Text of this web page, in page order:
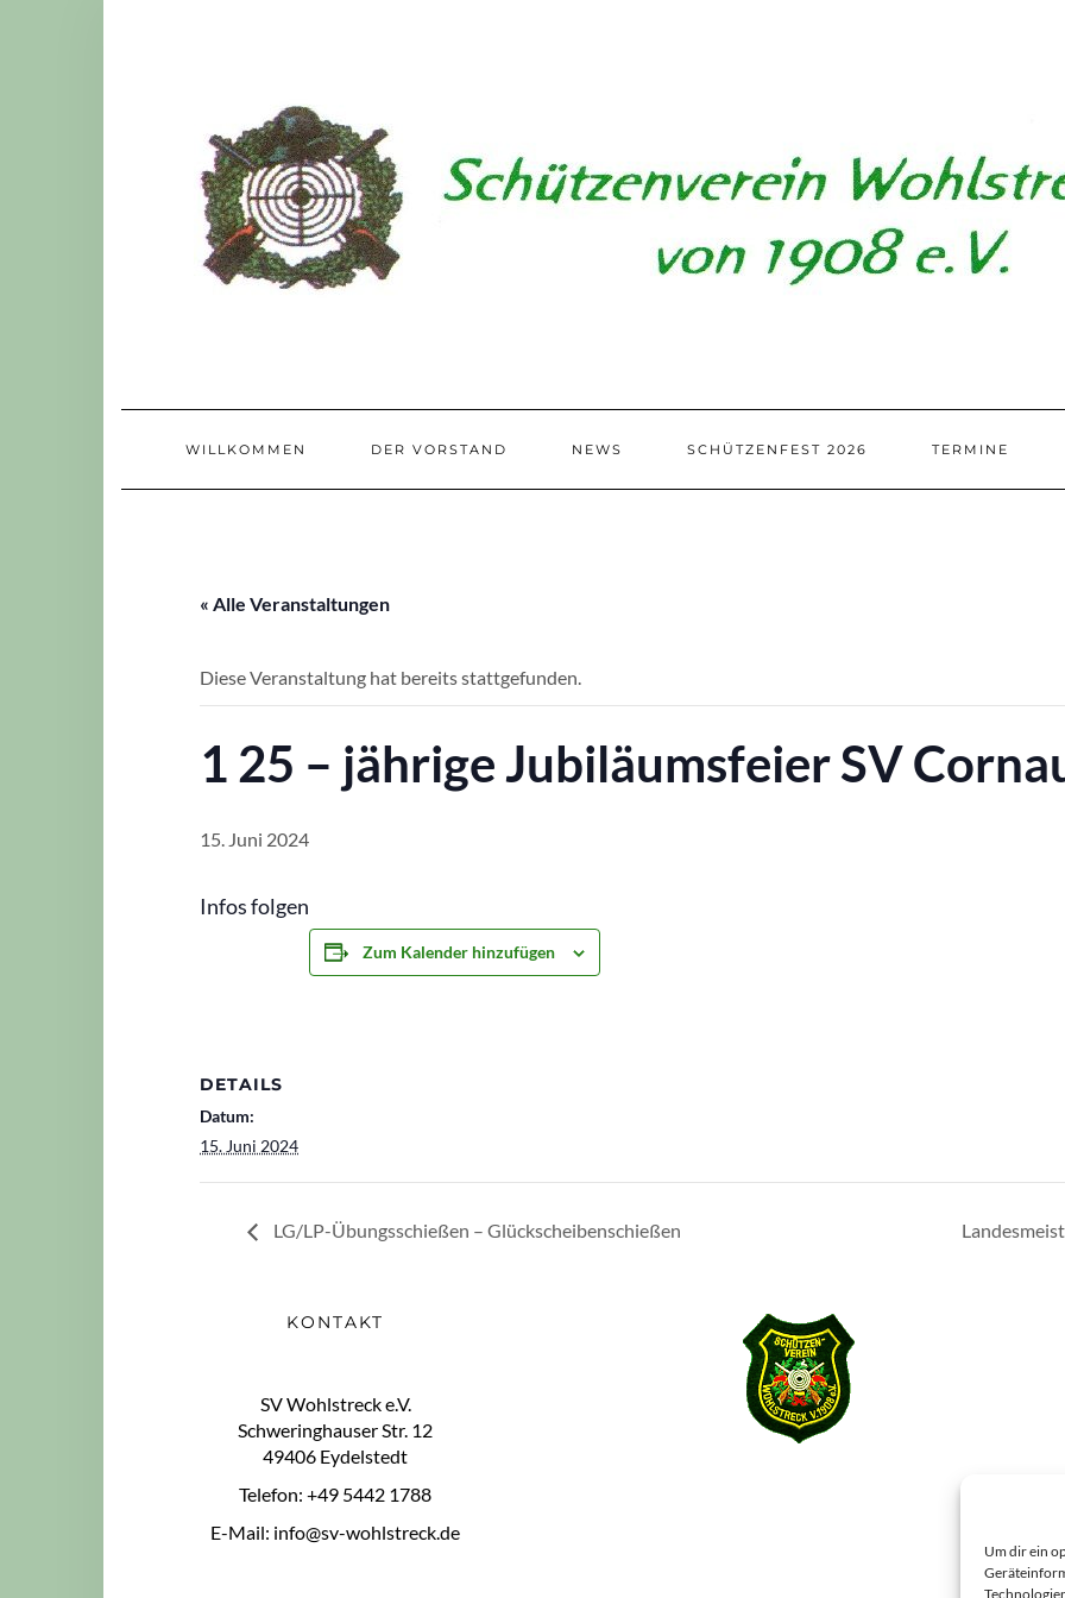
Um dir ein
WILLKOMMEN DER VORSTAND NEWS SCHÜTZENFEST 2026 TERMINE
« Alle Veranstaltungen
Diese Veranstaltung hat bereits stattgefunden.
1 25 – jährige Jubiläumsfeier SV
15. Juni 2024
Infos folgen
Zum Kalender hinzufügen
DETAILS
Datum:
15. Juni 2024
LG/LP-Übungsschießen – Glückscheibenschießen
KONTAKT
SV Wohlstreck e.V.
Schweringhauser Str. 12
49406 Eydelstedt
Telefon: +49 5442 1788
E-Mail: info@sv-wohlstreck.de